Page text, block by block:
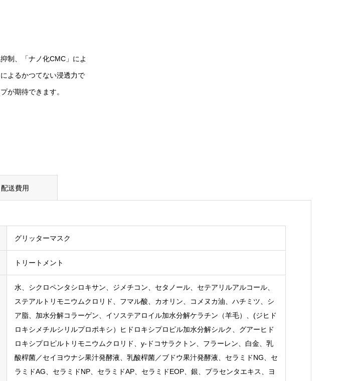
制、「ナノ化CMC」によ
よるかつてない浸透力で
が期待できます。
配送費用
グリッターマスク
トリートメント
水、シクロペンタシロキサン、ジメチコン、セタノール、セテアリルアルコール、
ステアルトリモニウムクロリド、フマル酸、カオリン、コメヌカ油、ハチミツ、シ
ア脂、加水分解コラーゲン、イソステアロイル加水分解ケラチン（羊毛）、(ジヒド
ロキシメチルシリルプロポキシ）ヒドロキシプロピル加水分解シルク、グアーヒド
ロキシプロピルトリモニウムクロリド、y-ドコサラクトン、フラーレン、白金、乳
酸桿菌／セイヨウナシ果汁発酵液、乳酸桿菌／ブドウ果汁発酵液、セラミドNG、セ
ラミドAG、セラミドNP、セラミドAP、セラミドEOP、銀、プラセンタエキス、ヨ